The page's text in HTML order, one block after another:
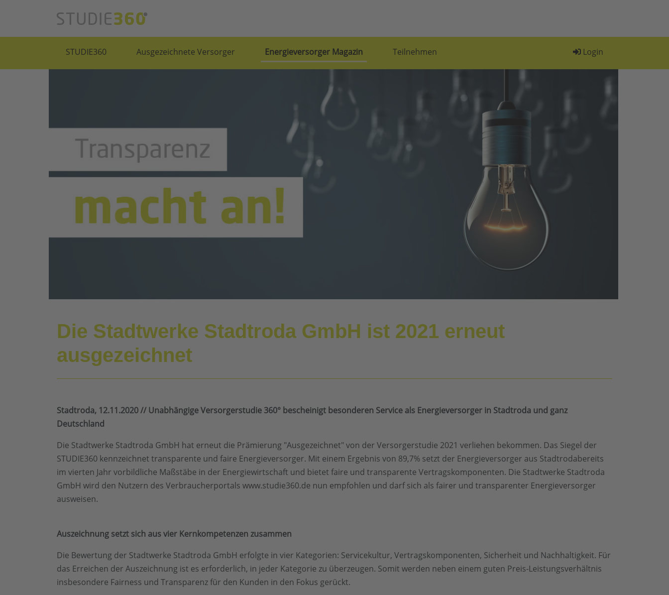
STUDIE360 Ausgezeichnete Versorger Energieversorger Magazin Teilnehmen Login
Die Stadtwerke Stadtroda GmbH ist 2021 erneut
ausgezeichnet
Stadtroda, 12.11.2020 // Unabhängige Versorgerstudie 360° bescheinigt besonderen Service als Energieversorger in Stadtroda und ganz
Deutschland
Die Stadtwerke Stadtroda GmbH hat erneut die Prämierung "Ausgezeichnet" von der Versorgerstudie 2021 verliehen bekommen. Das Siegel der
STUDIE360 kennzeichnet transparente und faire Energieversorger. Mit einem Ergebnis von 89,7% setzt der Energieversorger aus Stadtrodabereits
im vierten Jahr vorbildliche Maßstäbe in der Energiewirtschaft und bietet faire und transparente Vertragskomponenten. Die Stadtwerke Stadtroda
GmbH wird den Nutzern des Verbraucherportals www.studie360.de nun empfohlen und darf sich als fairer und transparenter Energieversorger
ausweisen.
Auszeichnung setzt sich aus vier Kernkompetenzen zusammen
Die Bewertung der Stadtwerke Stadtroda GmbH erfolgte in vier Kategorien: Servicekultur, Vertragskomponenten, Sicherheit und Nachhaltigkeit. Für
das Erreichen der Auszeichnung ist es erforderlich, in jeder Kategorie zu überzeugen. Somit werden neben einem guten Preis-Leistungsverhältnis
insbesondere Fairness und Transparenz für den Kunden in den Fokus gerückt.